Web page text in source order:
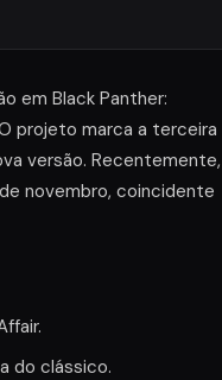
em Black Panther:
projeto marca a terceira
versão. Recentemente,
novembro, coincidente
do clássico.